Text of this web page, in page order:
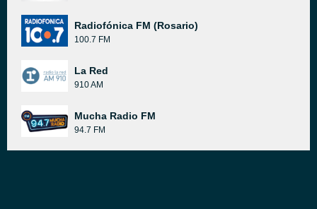
Radiofónica FM (Rosario)
100.7 FM
La Red
910 AM
Mucha Radio FM
94.7 FM